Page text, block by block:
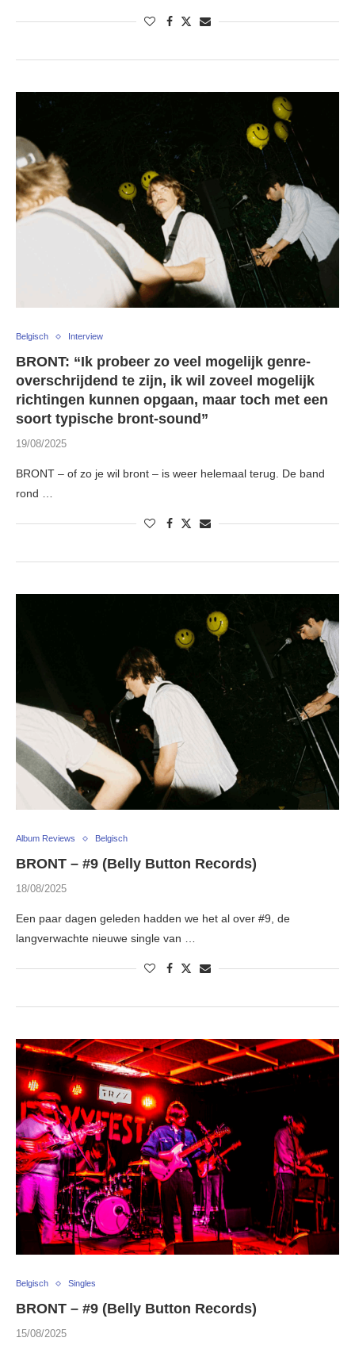
Belgisch Interview
BRONT: “Ik probeer zo veel mogelijk genre-
overschrijdend te zijn, ik wil zoveel mogelijk
richtingen kunnen opgaan, maar toch met een
soort typische bront-sound”
19/08/2025
BRONT – of zo je wil bront – is weer helemaal terug. De band
rond …
Album Reviews Belgisch
BRONT – #9 (Belly Button Records)
18/08/2025
Een paar dagen geleden hadden we het al over #9, de
langverwachte nieuwe single van …
Belgisch Singles
BRONT – #9 (Belly Button Records)
15/08/2025